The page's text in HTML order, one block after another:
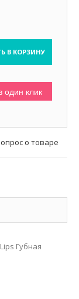
В КОРЗИНУ
один клик
о товаре
Губная